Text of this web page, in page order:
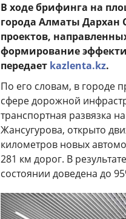
В ходе брифинга на
города Алматы
проектов,
формирование
передает kazlenta.kz.
По его словам, в городе
сфере дорожной
транспортная развязка
Жансугурова, открыто
километров новых
281 км дорог. В
состоянии доведена до